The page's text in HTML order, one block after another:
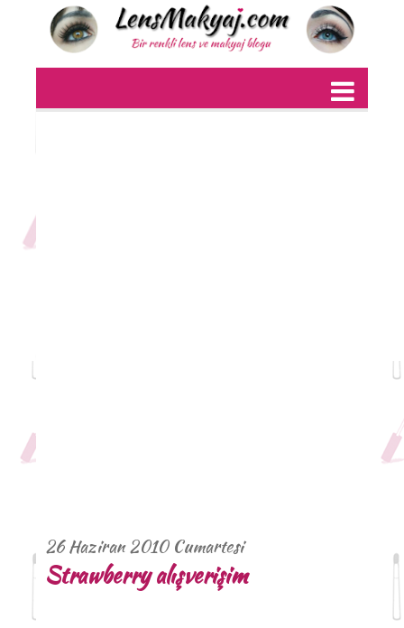
26 Haziran 2010 Cumartesi
Strawberry alışverişim